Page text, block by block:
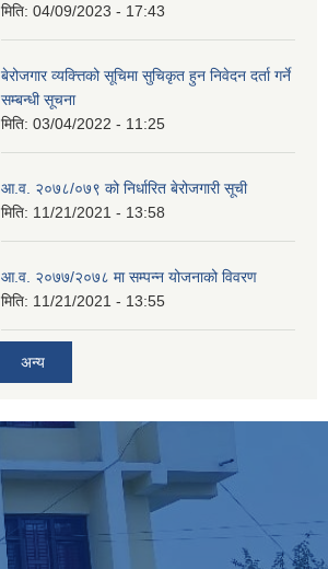
मिति: 04/09/2023 - 17:43
बेरोजगार व्यक्त्तिको सूचिमा सुचिकृत हुन निवेदन दर्ता गर्ने
सम्बन्धी सूचना
मिति: 03/04/2022 - 11:25
आ.व. २०७८/०७९ को निर्धारित बेरोजगारी सूची
मिति: 11/21/2021 - 13:58
आ.व. २०७७/२०७८ मा सम्पन्न योजनाको विवरण
मिति: 11/21/2021 - 13:55
अन्य